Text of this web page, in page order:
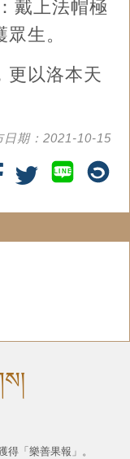
戴上法帽極
生。
更以洛本天
日期：2021-10-15
LINE
得「樂善果報」。